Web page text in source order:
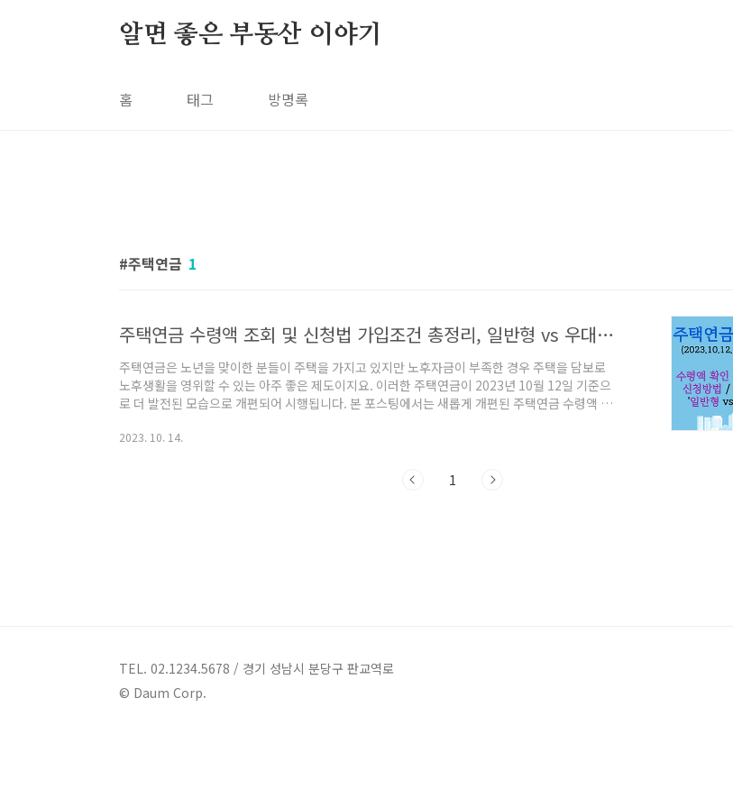
알면 좋은 부동산 이야기
홈 태그 방명록
주택연금 1
주택연금 수령액 조회 및 신청법 가입조건 총정리, 일반형 vs 우대형 (2023.10.12.개편안)
주택연금은 노년을 맞이한 분들이 주택을 가지고 있지만 노후자금이 부족한 경우 주택을 담보로
노후생활을 영위할 수 있는 아주 좋은 제도이지요. 이러한 주택연금이 2023년 10월 12일 기준으
로 더 발전된 모습으로 개편되어 시행됩니다. 본 포스팅에서는 새롭게 개편된 주택연금 수령액 계
을 소유하고 있는 자가 노후생활을 하기 위하여 주택을 담보로 한국주택금융공사로부터 매월 일정
게 되는 것이지요. 기존에는 전통으로 부동산 소유를 선호하였고 주택 가격이 꾸준히 상승하였으
2023. 10. 14.
1
TEL. 02.1234.5678 / 경기 성남시 분당구 판교역로
© Daum Corp.